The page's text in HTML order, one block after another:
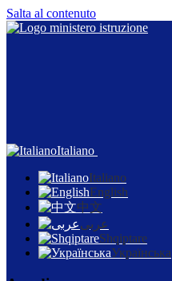
Salta al contenuto
Italiano
Italiano
English
中文
عربى
Shqiptare
Українська